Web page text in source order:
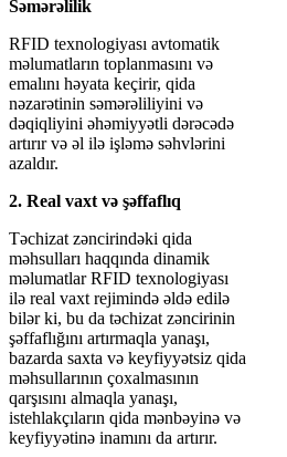
Səmərəlilik
RFID texnologiyası avtomatik
məlumatların toplanmasını və
emalını həyata keçirir, qida
nəzarətinin səmərəliliyini və
dəqiqliyini əhəmiyyətli dərəcədə
artırır və əl ilə işləmə səhvlərini
azaldır.
2. Real vaxt və şəffaflıq
Təchizat zəncirindəki qida
məhsulları haqqında dinamik
məlumatlar RFID texnologiyası
ilə real vaxt rejimində əldə edilə
bilər ki, bu da təchizat zəncirinin
şəffaflığını artırmaqla yanaşı,
bazarda saxta və keyfiyyətsiz qida
məhsullarının çoxalmasının
qarşısını almaqla yanaşı,
istehlakçıların qida mənbəyinə və
keyfiyyətinə inamını da artırır.